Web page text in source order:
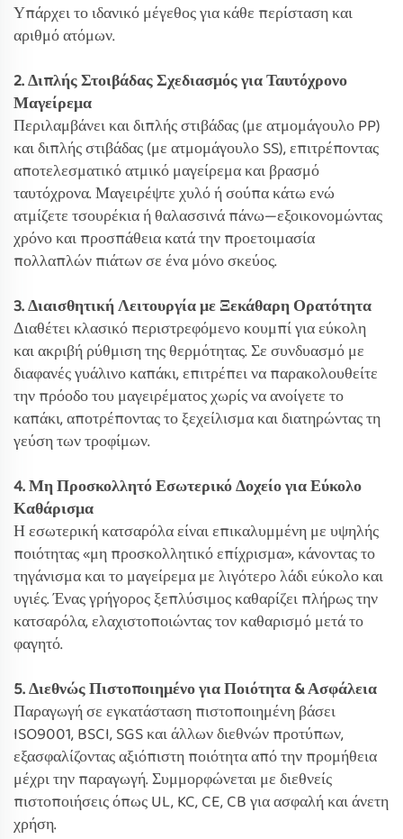
Υπάρχει το ιδανικό μέγεθος για κάθε περίσταση και
αριθμό ατόμων.
2. Διπλής Στοιβάδας Σχεδιασμός για Ταυτόχρονο
Μαγείρεμα
Περιλαμβάνει και διπλής στιβάδας (με ατμομάγουλο PP)
και διπλής στιβάδας (με ατμομάγουλο SS), επιτρέποντας
αποτελεσματικό ατμικό μαγείρεμα και βρασμό
ταυτόχρονα. Μαγειρέψτε χυλό ή σούπα κάτω ενώ
ατμίζετε τσουρέκια ή θαλασσινά πάνω—εξοικονομώντας
χρόνο και προσπάθεια κατά την προετοιμασία
πολλαπλών πιάτων σε ένα μόνο σκεύος.
3. Διαισθητική Λειτουργία με Ξεκάθαρη Ορατότητα
Διαθέτει κλασικό περιστρεφόμενο κουμπί για εύκολη
και ακριβή ρύθμιση της θερμότητας. Σε συνδυασμό με
διαφανές γυάλινο καπάκι, επιτρέπει να παρακολουθείτε
την πρόοδο του μαγειρέματος χωρίς να ανοίγετε το
καπάκι, αποτρέποντας το ξεχείλισμα και διατηρώντας τη
γεύση των τροφίμων.
4. Μη Προσκολλητό Εσωτερικό Δοχείο για Εύκολο
Καθάρισμα
Η εσωτερική κατσαρόλα είναι επικαλυμμένη με υψηλής
ποιότητας «μη προσκολλητικό επίχρισμα», κάνοντας το
τηγάνισμα και το μαγείρεμα με λιγότερο λάδι εύκολο και
υγιές. Ένας γρήγορος ξεπλύσιμος καθαρίζει πλήρως την
κατσαρόλα, ελαχιστοποιώντας τον καθαρισμό μετά το
φαγητό.
5. Διεθνώς Πιστοποιημένο για Ποιότητα & Ασφάλεια
Παραγωγή σε εγκατάσταση πιστοποιημένη βάσει
ISO9001, BSCI, SGS και άλλων διεθνών προτύπων,
εξασφαλίζοντας αξιόπιστη ποιότητα από την προμήθεια
μέχρι την παραγωγή. Συμμορφώνεται με διεθνείς
πιστοποιήσεις όπως UL, KC, CE, CB για ασφαλή και άνετη
χρήση.